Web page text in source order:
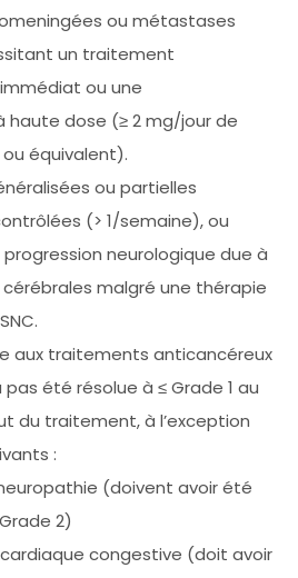
ou métastases
un traitement
ou une
haute dose (≥ 2 mg/jour de
équivalent).
ou partielles
(> 1/semaine), ou
neurologique due à
malgré une thérapie
aux traitements anticancéreux
pas été résolue à ≤ Grade 1 au
du traitement, à l’exception
:
(doivent avoir été
2)
congestive (doit avoir